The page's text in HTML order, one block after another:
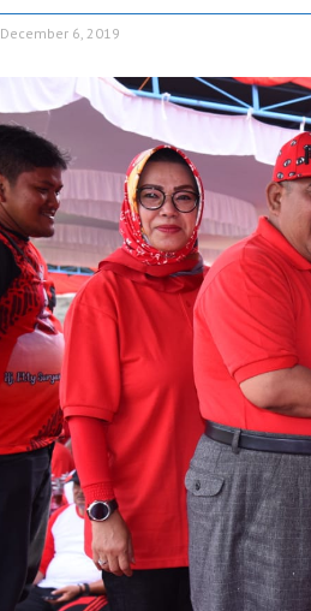
December 6, 2019